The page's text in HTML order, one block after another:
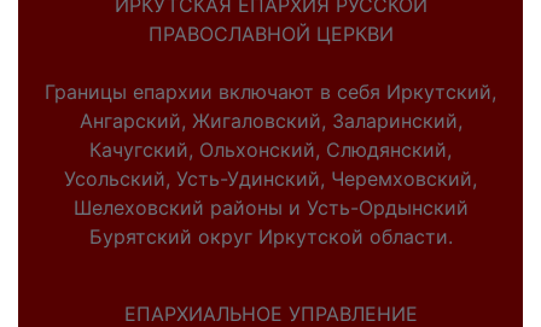
ИРКУТСКАЯ ЕПАРХИЯ РУССКОЙ
ПРАВОСЛАВНОЙ ЦЕРКВИ
Границы епархии включают в себя Иркутский,
Ангарский, Жигаловский, Заларинский,
Качугский, Ольхонский, Слюдянский,
Усольский, Усть-Удинский, Черемховский,
Шелеховский районы и Усть-Ордынский
Бурятский округ Иркутской области.
ЕПАРХИАЛЬНОЕ УПРАВЛЕНИЕ